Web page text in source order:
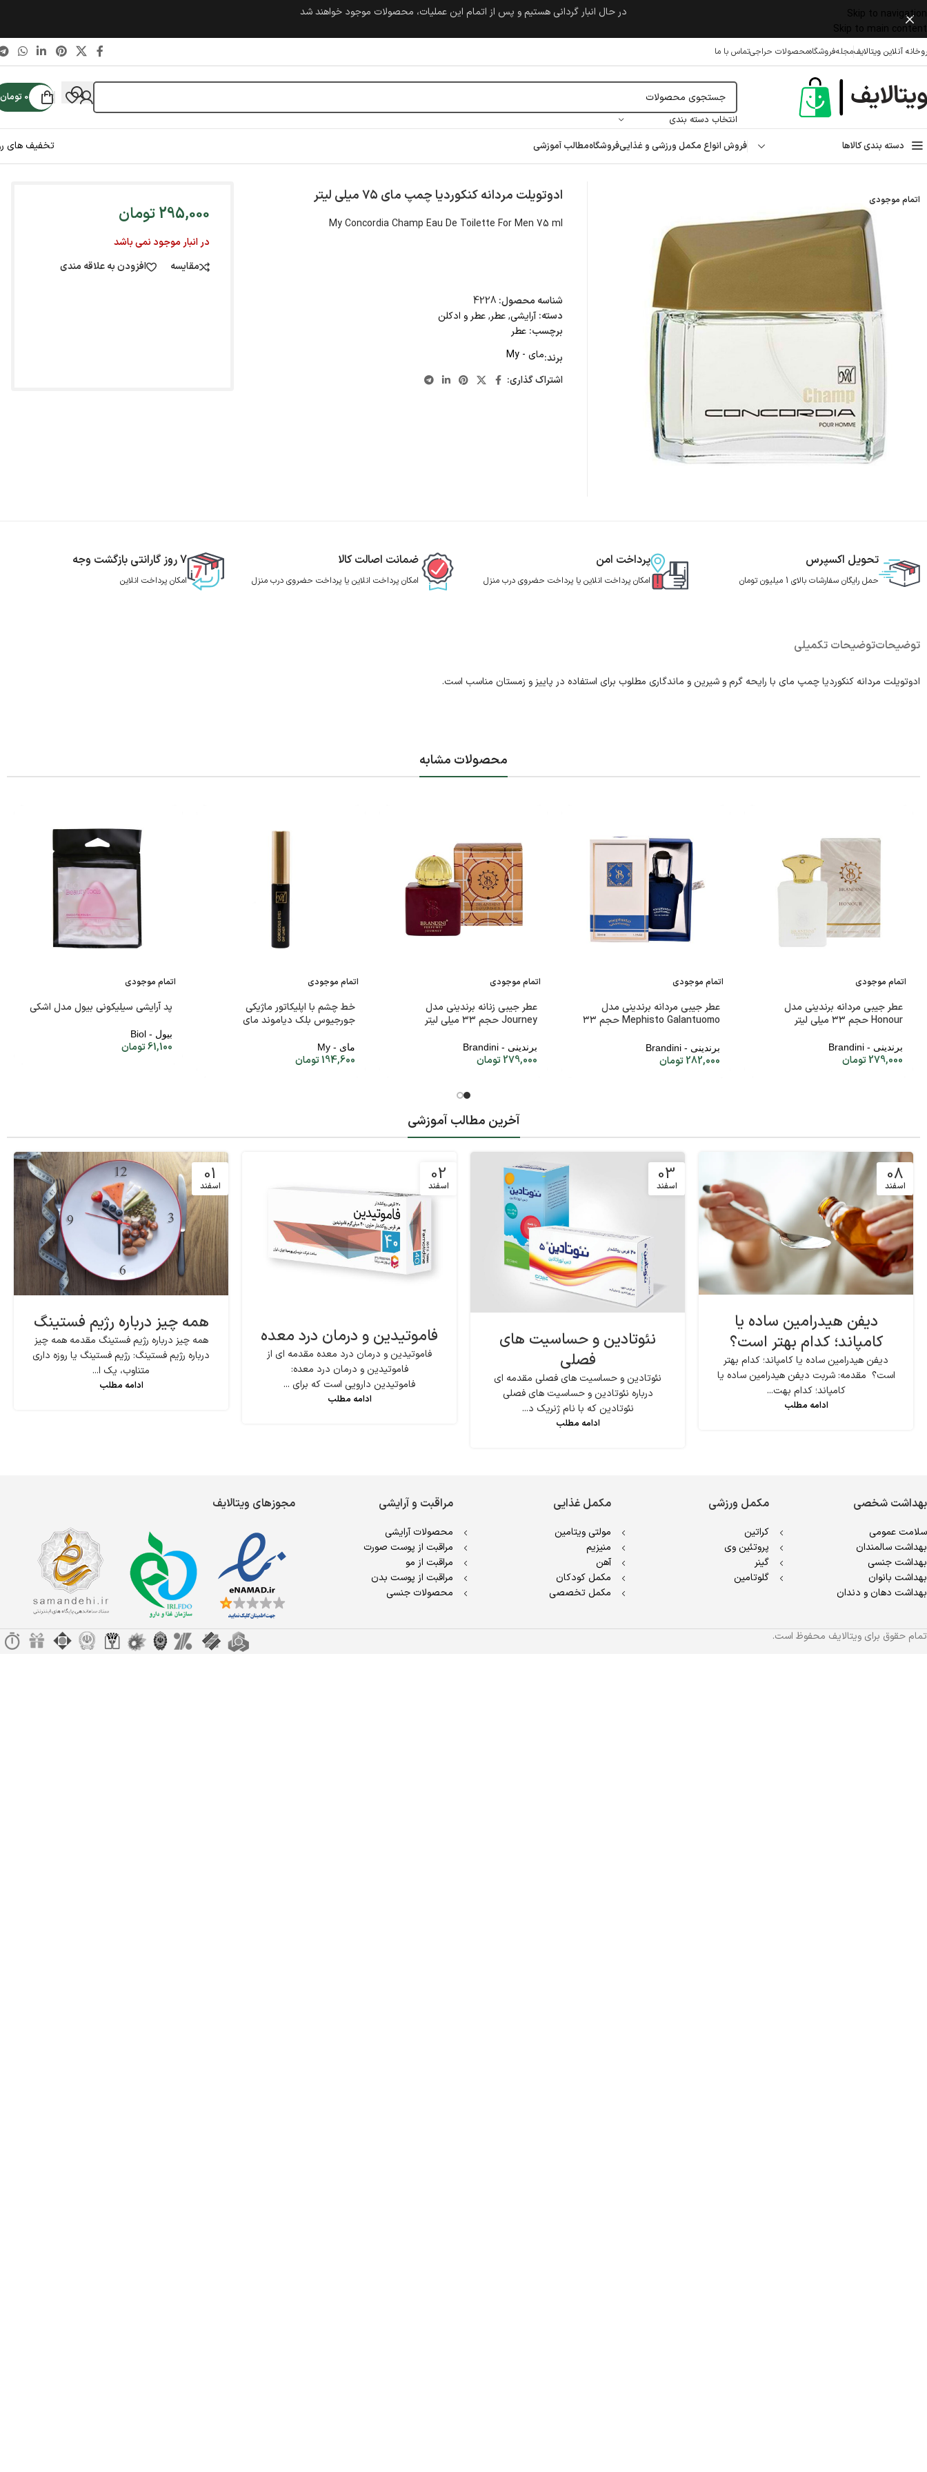
Skip to navigation
Skip to main content
در حال انبار گردانی هستیم و پس از اتمام این عملیات، محصولات موجود خواهند شد
آنلاین ویتالایفمجلهفروشگاهمحصولات حراجیتماس با ما
انتخاب دسته بندی
0 تومان
دسته بندی کالاها فروش انواع مکمل ورزشی و غذاییفروشگاهمطالب آموزشی
تخفیف های
اتمام موجودی ادوتویلت مردانه کنکوردیا چمپ مای ۷۵ میلی لیتر
My Concordia Champ Eau De Toilette For Men 75 ml
شناسه محصول: 4228
دسته: آرایشی, عطر, عطر و ادکلن
برچسب: عطر
برند:مای - My
اشتراک گذاری:
295,000تومان
در انبار موجود نمی باشد
مقایسه
افزودن به علاقه مندی
تحویل اکسپرس
حمل رایگان سفارشات بالای 1 میلیون تومان
پرداخت امن
امکان پرداخت انلاین یا پرداخت حضروی درب منزل
ضمانت اصالت کالا
امکان پرداخت انلاین یا پرداخت حضروی درب منزل
7 روز گارانتی بازگشت وجه
امکان پرداخت انلاین
توضیحاتتوضیحات تکمیلی
ادوتویلت مردانه کنکوردیا چمپ مای با رایحه گرم و شیرین و ماندگاری مطلوب برای استفاده در پاییز و زمستان مناسب است.
محصولات مشابه
اتمام موجودی
عطر جیبی مردانه برندینی مدل
Honour حجم ۳۳ میلی لیتر
برندینی - Brandini
279,000تومان
اتمام موجودی
عطر جیبی مردانه برندینی مدل
Mephisto Galantuomo حجم ۳۳
برندینی - Brandini
282,000تومان
اتمام موجودی
عطر جیبی زنانه برندینی مدل
Journey حجم ۳۳ میلی لیتر
برندینی - Brandini
279,000تومان
اتمام موجودی
خط چشم با اپلیکاتور ماژیکی
جورجیوس بلک دیاموند مای
مای - My
194,600تومان
اتمام موجودی
پد آرایشی سیلیکونی بیول مدل اشکی
بیول - Biol
61,100تومان
آخرین مطالب آموزشی
08
اسفند
دیفن هیدرامین ساده یا
کامپاند؛ کدام بهتر است؟
دیفن هیدرامین ساده یا کامپاند؛ کدام بهتر
است؟ مقدمه: شربت دیفن هیدرامین ساده یا
کامپاند؛ کدام بهت...
ادامه مطلب
03
اسفند
نئوتادین و حساسیت های
فصلی
نئوتادین و حساسیت های فصلی مقدمه ای
درباره نئوتادین و حساسیت های فصلی
نئوتادین که با نام ژنریک د...
ادامه مطلب
02
اسفند
فاموتیدین و درمان درد معده
فاموتیدین و درمان درد معده مقدمه ای از
فاموتیدین و درمان درد معده:
فاموتیدین دارویی است که برای ...
ادامه مطلب
01
اسفند
همه چیز درباره رژیم فستینگ
همه چیز درباره رژیم فستینگ مقدمه همه چیز
درباره رژیم فستینگ: رژیم فستینگ یا روزه داری
متناوب، یک ا...
ادامه مطلب
بهداشت شخصی
سلامت عمومی
بهداشت سالمندان
بهداشت جنسی
بهداشت بانوان
بهداشت دهان و دندان
مکمل ورزشی
کراتین
پروتئین وی
گینر
گلوتامین
مکمل غذایی
مولتی ویتامین
منیزیم
آهن
مکمل کودکان
مکمل تخصصی
مراقبت و آرایشی
محصولات آرایشی
مراقبت از پوست صورت
مراقبت از مو
مراقبت از پوست بدن
محصولات جنسی
مجوزهای ویتالایف
تمام حقوق برای ویتالایف محفوظ است.